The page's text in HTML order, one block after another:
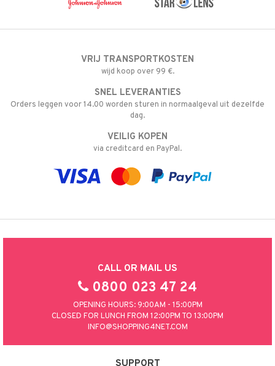
VRIJ TRANSPORTKOSTEN
wijd koop over 99 €.
SNEL LEVERANTIES
Orders leggen voor 14.00 worden sturen in normaalgeval uit dezelfde
dag.
VEILIG KOPEN
via creditcard en PayPal.
CALL OR MAIL US
0800 023 47 24
OPENING HOURS: 9:00AM - 15:00PM
CLOSED FOR LUNCH FROM 12:00PM TO 13:00PM
INFO@SHOPPING4NET.COM
SUPPORT